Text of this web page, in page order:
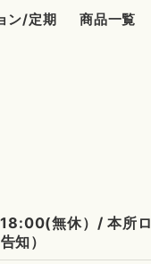
ン/定期
商品一覧
無休）/ 本所ロ
知）